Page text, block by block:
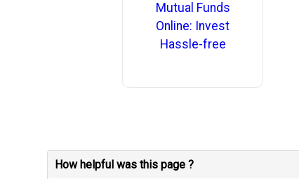
Mutual Funds
Online: Invest
Hassle-free
How helpful was this page ?